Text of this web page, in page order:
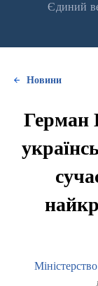
Єдиний
Новини
Герман